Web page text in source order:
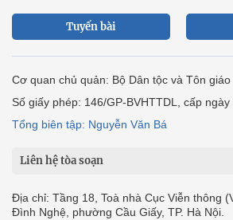
Tuyến bài
Cơ quan chủ quản: Bộ Dân tộc và Tôn giáo
Số giấy phép: 146/GP-BVHTTDL, cấp
Tổng biên tập: Nguyễn Văn Bá
Liên hệ tòa soạn
Địa chỉ: Tầng 18, Toà nhà Cục Viễn thông
Đình Nghệ, phường Cầu Giấy, TP. Hà Nội.